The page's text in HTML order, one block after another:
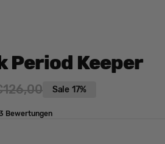
Period Keeper
Regular
Sale 17%
Bewertungen